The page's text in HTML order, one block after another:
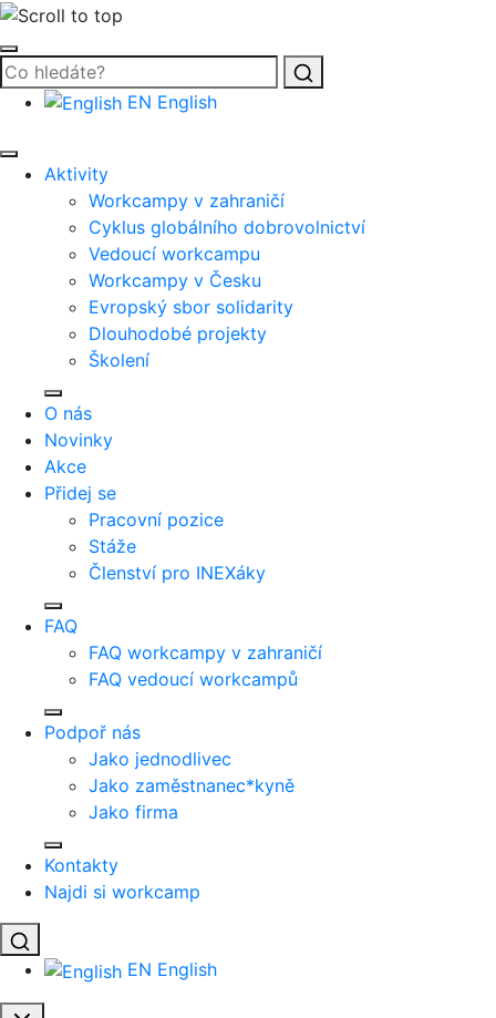
Vyhledat
EN English
Aktivity
Workcampy v zahraničí
Cyklus globálního dobrovolnictví
Vedoucí workcampu
Workcampy v Česku
Evropský sbor solidarity
Dlouhodobé projekty
Školení
O nás
Novinky
Akce
Přidej se
Pracovní pozice
Stáže
Členství pro INEXáky
FAQ
FAQ workcampy v zahraničí
FAQ vedoucí workcampů
Podpoř nás
Jako jednodlivec
Jako zaměstnanec*kyně
Jako firma
Kontakty
Najdi si workcamp
EN English